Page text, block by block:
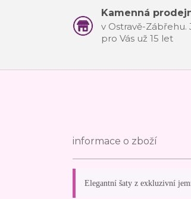
Kamenná
v Ostravě-Zábřehu.
pro Vás už 15 let
informace o zboží
Elegantní šaty z exkluzivní